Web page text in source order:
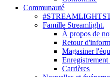
Communauté
Famille Streamlight.
À propos de
Retour
Magasiner
Carrières